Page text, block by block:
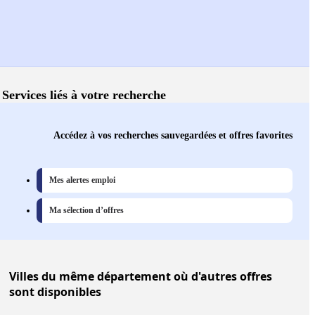
Services liés à votre recherche
Accédez à vos recherches sauvegardées et offres favorites
Mes alertes emploi
Ma sélection d’offres
Villesdu même département où d'autres offres
sont disponibles